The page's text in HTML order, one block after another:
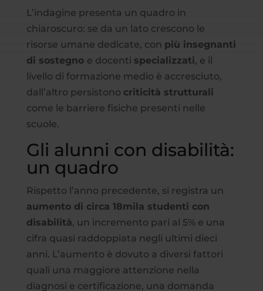
L’indagine presenta un quadro in
chiaroscuro: se da un lato crescono le
risorse umane dedicate, con più insegnanti
di sostegno e docenti specializzati, e il
livello di formazione medio è accresciuto,
dall’altro persistono criticità strutturali
come le barriere fisiche presenti nelle
scuole.
Gli alunni con disabilità:
un quadro
Rispetto l’anno precedente, si registra un
aumento di circa 18mila studenti con
disabilità, un incremento pari al 5% e una
cifra quasi raddoppiata negli ultimi dieci
anni. L’aumento è dovuto a diversi fattori
quali una maggiore attenzione nella
diagnosi e certificazione, una domanda